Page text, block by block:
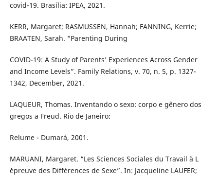
covid-19. Brasília: IPEA, 2021.
KERR, Margaret; RASMUSSEN, Hannah; FANNING, Kerrie;
BRAATEN, Sarah. “Parenting During
COVID-19: A Study of Parents’ Experiences Across Gender
and Income Levels”. Family Relations, v. 70, n. 5, p. 1327-
1342, December, 2021.
LAQUEUR, Thomas. Inventando o sexo: corpo e gênero dos
gregos a Freud. Rio de Janeiro:
Relume - Dumará, 2001.
MARUANI, Margaret. “Les Sciences Sociales du Travail à L
´épreuve des Différences de Sexe”. In: Jacqueline LAUFER;